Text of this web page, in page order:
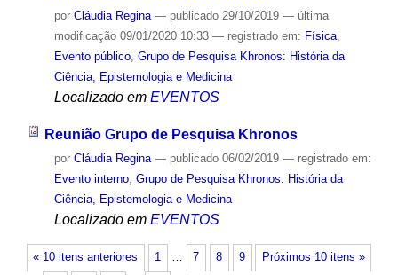
por Cláudia Regina — publicado29/10/2019 — última
modificação09/01/2020 10:33 — registrado em: Física,
Evento público, Grupo de Pesquisa Khronos: História da
Ciência, Epistemologia e Medicina
Localizado em EVENTOS
Reunião Grupo de Pesquisa Khronos
por Cláudia Regina — publicado06/02/2019 — registrado em:
Evento interno, Grupo de Pesquisa Khronos: História da
Ciência, Epistemologia e Medicina
Localizado em EVENTOS
« 10 itens anteriores Próximos 10 itens »
1 … 7 8 9